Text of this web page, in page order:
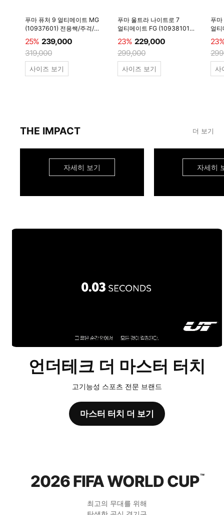
푸마 퓨처 9 얼티메이트 MG
(10937601) 전용쌕/주걱/
양말 #
25% 239,000
319,000
사이즈 보기
푸마 울트라 나이트로 7
얼티메이트 FG (10938101)
전용쌕/주걱/양말 #
23% 229,000
299,000
사이즈 보기
푸
얼
전
사
THE IMPACT 더 보기
자세히 보기 자세히
언더테크 더 마스터 터치
고기능성 스포츠 전문 브랜드
마스터 터치 더 보기
2026 FIFA WORLD CUP™
최고의 무대를 위해